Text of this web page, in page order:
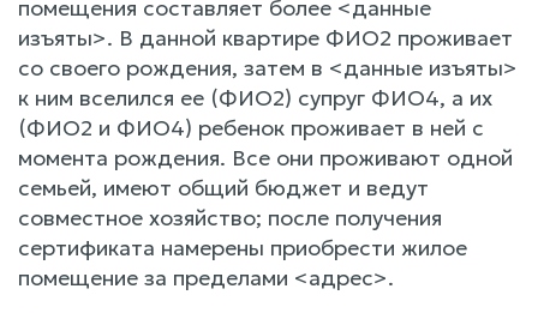
помещения составляет более <данные
изъяты>. В данной квартире ФИО2 проживает
со своего рождения, затем в <данные изъяты>
к ним вселился ее (ФИО2) супруг ФИО4, а их
(ФИО2 и ФИО4) ребенок проживает в ней с
момента рождения. Все они проживают одной
семьей, имеют общий бюджет и ведут
совместное хозяйство; после получения
сертификата намерены приобрести жилое
помещение за пределами <адрес>.